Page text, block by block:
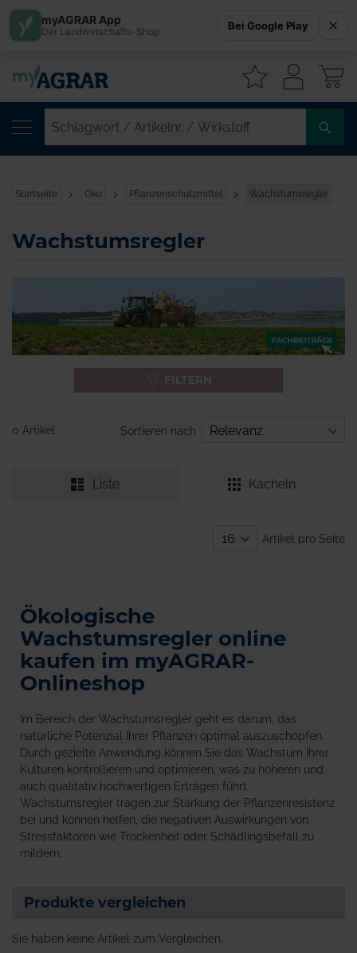
Startseite Öko Pflanzenschutzmittel Wachstumsregler
Wachstumsregler
0 Artikel Sortieren nach
Liste Kacheln
Artikel pro Seite
Ökologische
Wachstumsregler online
kaufen im myAGRAR-
Onlineshop
Im Bereich der Wachstumsregler geht es darum, das
natürliche Potenzial Ihrer Pflanzen optimal auszuschöpfen.
Durch gezielte Anwendung können Sie das Wachstum Ihrer
Kulturen kontrollieren und optimieren, was zu höheren und
auch qualitativ hochwertigen Erträgen führt.
Wachstumsregler tragen zur Stärkung der Pflanzenresistenz
bei und können helfen, die negativen Auswirkungen von
Stressfaktoren wie Trockenheit oder Schädlingsbefall zu
mildern.
Produkte vergleichen
Sie haben keine Artikel zum Vergleichen.
myAGRAR App
Der Landwirtschafts-Shop Bei Google Play